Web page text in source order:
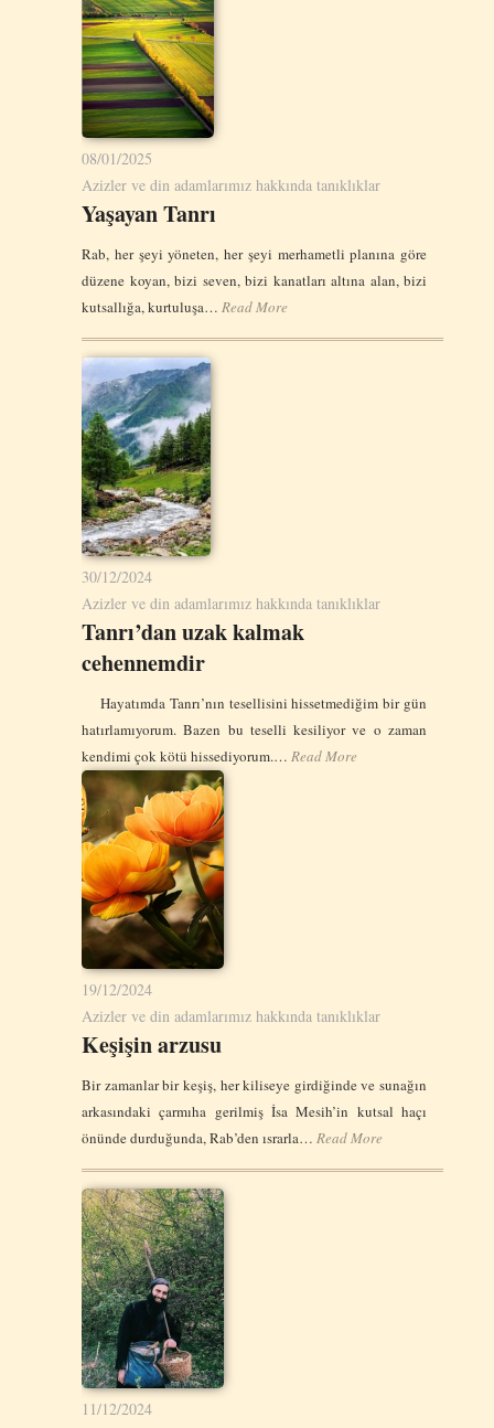
08/01/2025
Azizler ve din adamlarımız hakkında tanıklıklar
Yaşayan Tanrı
Rab, her şeyi yöneten, her şeyi merhametli planına göre
düzene koyan, bizi seven, bizi kanatları altına alan, bizi
kutsallığa, kurtuluşa… Read More
30/12/2024
Azizler ve din adamlarımız hakkında tanıklıklar
Tanrı’dan uzak kalmak
cehennemdir
Hayatımda Tanrı’nın tesellisini hissetmediğim bir gün
hatırlamıyorum. Bazen bu teselli kesiliyor ve o zaman
kendimi çok kötü hissediyorum.… Read More
19/12/2024
Azizler ve din adamlarımız hakkında tanıklıklar
Keşişin arzusu
Bir zamanlar bir keşiş, her kiliseye girdiğinde ve sunağın
arkasındaki çarmıha gerilmiş İsa Mesih’in kutsal haçı
önünde durduğunda, Rab’den ısrarla… Read More
11/12/2024